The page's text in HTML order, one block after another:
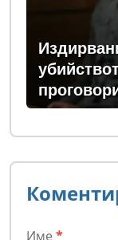
Име *